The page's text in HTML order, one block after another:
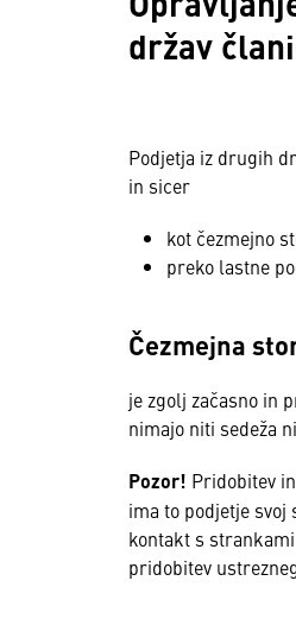
držav
Podjetja iz drugih
in sicer
kot čezmejno
preko lastne
Čezmejna
je zgolj začasno in
nimajo niti sedeža
Pozor! Pridobitev
ima to podjetje svoj
kontakt s
pridobitev